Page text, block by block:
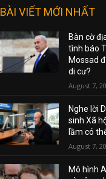
BÀI VIẾT MỚI NHẤT
Bàn cờ
tình báo
Mossad
di cư?
August 7,
Nghe lời
sinh Xã
lầm có
August 7,
Mô hình